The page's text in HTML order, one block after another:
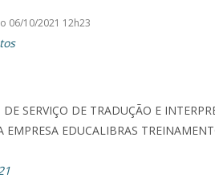
06/10/2021 12h23
SERVIÇO DE TRADUÇÃO E
EDUCALIBRAS